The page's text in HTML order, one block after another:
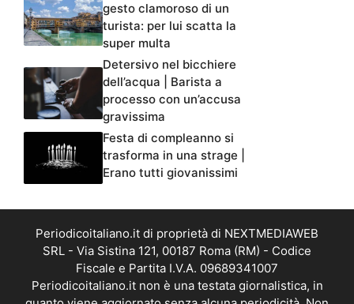
gesto clamoroso di un
turista: per lui scatta la
super multa
Detersivo nel bicchiere
dell’acqua | Barista a
processo con un’accusa
gravissima
Festa di compleanno si
trasforma in una strage |
Erano tutti giovanissimi
Periodicoitaliano.it di proprietà di NEXTMEDIAWEB
SRL - Via Sistina 121, 00187 Roma (RM) - Codice
Fiscale e Partita I.V.A. 09689341007
Periodicoitaliano.it non è una testata giornalistica, in